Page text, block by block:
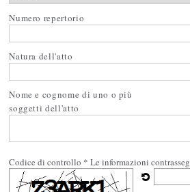
Numero repertorio
Natura dell'atto
Nome e cognome di uno o più
soggetti dell'atto
Codice di controllo * Le informazioni